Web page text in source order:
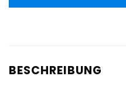
BESCHREIBUNG